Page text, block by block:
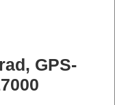
GPS-